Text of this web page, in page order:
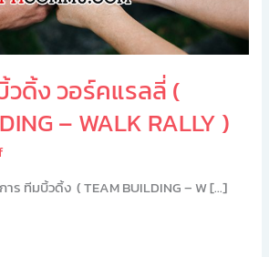
ดิ้ง วอร์คแรลลี่ (
– WALK RALLY )
ร ทีมบิ้วดิ้ง ( TEAM BUILDING – W […]